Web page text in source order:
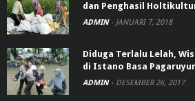
dan Penghasil
ADMIN - JANUARI 7, 2018
Diduga Terlalu Lelah,
di Istano Basa
ADMIN - DESEMBER 26, 2017